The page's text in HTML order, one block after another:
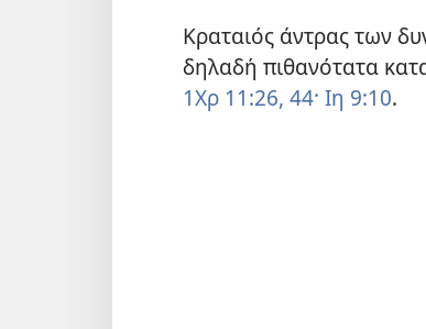
Κραταιός άντρας των
δηλαδή πιθανότατα
1Χρ 11:26, 44· Ιη 9:10.